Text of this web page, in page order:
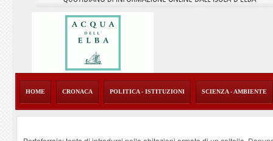
HOME CRONACA POLITICA - ISTITUZIONI SCIENZA - AMBIENTE